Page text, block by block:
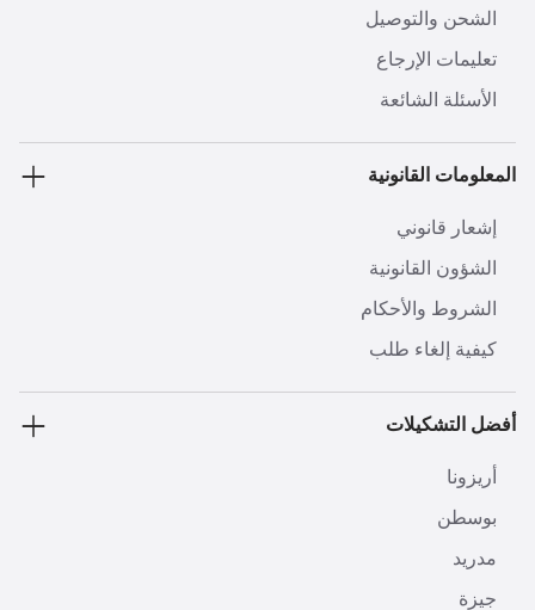
الشحن والتوصيل
تعليمات الإرجاع
الأسئلة الشائعة
المعلومات القانونية
إشعار قانوني
الشؤون القانونية
الشروط والأحكام
كيفية إلغاء طلب
أفضل التشكيلات
أريزونا
بوسطن
مدريد
جيزة